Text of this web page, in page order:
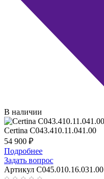
В наличии
Certina C043.410.11.041.00
54 900 ₽
Подробнее
Задать вопрос
Артикул C045.010.16.031.00